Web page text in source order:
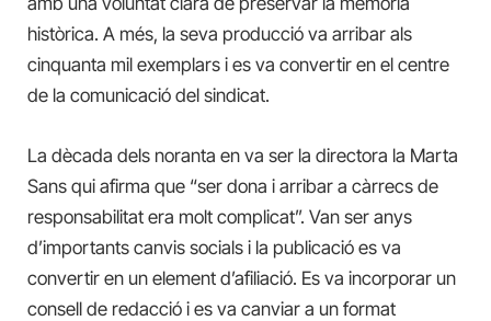
històrica. A més, la seva producció va arribar als
cinquanta mil exemplars i es va convertir en el centre
de la comunicació del sindicat.
La dècada dels noranta en va ser la directora la Marta
Sans qui afirma que “ser dona i arribar a càrrecs de
responsabilitat era molt complicat”. Van ser anys
d’importants canvis socials i la publicació es va
convertir en un element d’afiliació. Es va incorporar un
consell de redacció i es va canviar a un format